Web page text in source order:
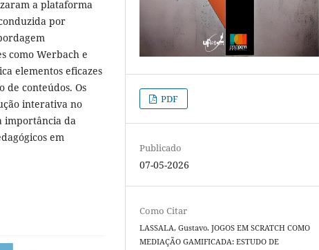
a plataforma
por
como Werbach e
elementos eficazes
de conteúdos. Os
interativa no
importância da
em
PDF
Publicado
07-05-2026
Como Citar
LASSALA, Gustavo. JOGOS EM SCRATCH COMO
MEDIAÇÃO GAMIFICADA: ESTUDO DE